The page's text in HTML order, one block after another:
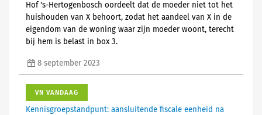
Hof 's-Hertogenbosch oordeelt dat de moeder niet tot het
huishouden van X behoort, zodat het aandeel van X in de
eigendom van de woning waar zijn moeder woont, terecht
bij hem is belast in box 3.
8 september 2023
VN VANDAAG
Kennisgroepstandpunt: aansluitende fiscale eenheid na